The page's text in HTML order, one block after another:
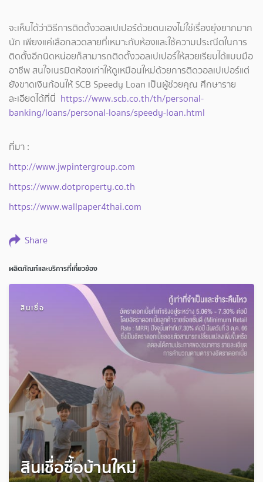
จะเห็นได้ว่าวิธีการติดตั้งวอลเปเปอร์ด้วยตนเองไม่ใช่เรื่องยุ่งยากมาก
นัก เพียงแค่เลือกลวดลายที่เหมาะกับห้องและใช้ความประณีตในการ
ติดตั้งอีกนิดหน่อยก็สามารถติดตั้งวอลเปเปอร์ให้สวยเรียบได้แบบมือ
อาชีพ สนใจเนรมิตห้องเก่าให้ดูเหมือนใหม่ด้วยการติดวอลเปเปอร์แต่
ยังขาดเงินก้อนให้ SCB Speedy Loan เป็นผู้ช่วยคุณ ศึกษาราย
ละเอียดได้ที่นี่ https://www.scb.co.th/th/personal-
banking/loans/personal-loans/speedy-loan.html
ที่มา :
http://www.jwpintergroup.com
https://www.dotproperty.co.th
https://www.wallpaper4thai.com
Share
ผลิตภัณฑ์และบริการที่เกี่ยวข้อง
สินเชื่อ
สินเชื่อซื้อบ้านใหม่